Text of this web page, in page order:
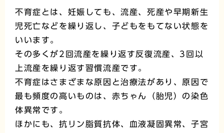
不育症とは、妊娠しても、流産、死産や早期新生
児死亡などを繰り返し、子どもをもてない状態を
いいます。
その多くが2回流産を繰り返す反復流産、3回以
上流産を繰り返す習慣流産です。
不育症はさまざまな原因と治療法があり、原因で
最も頻度の高いものは、赤ちゃん（胎児）の染色
体異常です。
ほかにも、抗リン脂質抗体、血液凝固異常、子宮